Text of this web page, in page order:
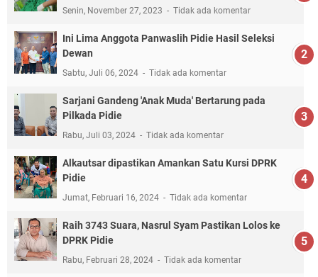
Senin, November 27, 2023 Tidak ada komentar
Ini Lima Anggota Panwaslih Pidie Hasil Seleksi
Dewan
Sabtu, Juli 06, 2024 Tidak ada komentar
Sarjani Gandeng 'Anak Muda' Bertarung pada
Pilkada Pidie
Rabu, Juli 03, 2024 Tidak ada komentar
Alkautsar dipastikan Amankan Satu Kursi DPRK
Pidie
Jumat, Februari 16, 2024 Tidak ada komentar
Raih 3743 Suara, Nasrul Syam Pastikan Lolos ke
DPRK Pidie
Rabu, Februari 28, 2024 Tidak ada komentar